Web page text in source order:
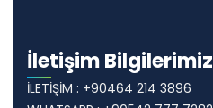
İletişim Bilgilerimiz
İLETİŞİM : +90464 214 3896